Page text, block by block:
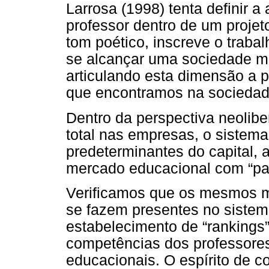
Larrosa (1998) tenta definir
professor dentro de um
tom poético, inscreve o
se alcançar uma sociedade
articulando esta dimensão a
que encontramos na
Dentro da perspectiva
total nas empresas, o
predeterminantes do capital,
mercado educacional com
Verificamos que os mesmos
se fazem presentes no
estabelecimento de
competências dos
educacionais. O espírito de